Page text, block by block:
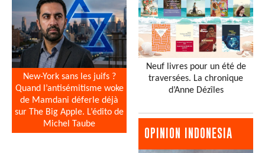
New-York sans les juifs ?
Quand l’antisémitisme woke
de Mamdani déferle déjà
sur The Big Apple. L’édito de
Michel Taube
Neuf livres pour un été de
traversées. La chronique
d’Anne Dézîles
OPINION INDONESIA